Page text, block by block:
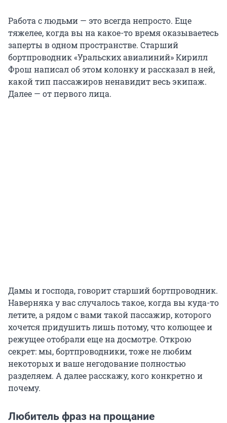
Работа с людьми — это всегда непросто. Еще
тяжелее, когда вы на какое-то время оказываетесь
заперты в одном пространстве. Старший
бортпроводник «Уральских авиалиний» Кирилл
Фрош написал об этом колонку и рассказал в ней,
какой тип пассажиров ненавидит весь экипаж.
Далее — от первого лица.
Дамы и господа, говорит старший бортпроводник.
Наверняка у вас случалось такое, когда вы куда-то
летите, а рядом с вами такой пассажир, которого
хочется придушить лишь потому, что колющее и
режущее отобрали еще на досмотре. Открою
секрет: мы, бортпроводники, тоже не любим
некоторых и ваше негодование полностью
разделяем. А далее расскажу, кого конкретно и
почему.
Любитель фраз на прощание